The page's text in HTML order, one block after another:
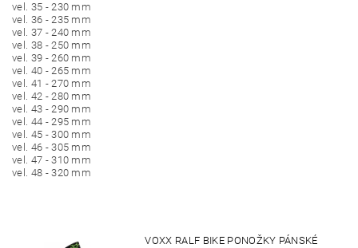
vel. 35 - 230 mm
vel. 36 - 235 mm
vel. 37 - 240 mm
vel. 38 - 250 mm
vel. 39 - 260 mm
vel. 40 - 265 mm
vel. 41 - 270 mm
vel. 42 - 280 mm
vel. 43 - 290 mm
vel. 44 - 295 mm
vel. 45 - 300 mm
vel. 46 - 305 mm
vel. 47 - 310 mm
vel. 48 - 320 mm
VOXX RALF BIKE PONOŽKY PÁNSKÉ